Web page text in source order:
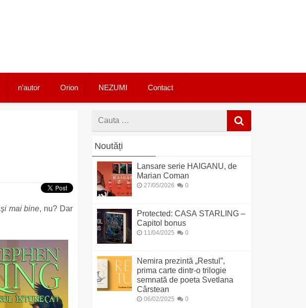
n’autor Orion NEZUMI Contact
şi mai bine, nu? Dar
Cauta
Noutăți
Lansare serie HAIGANU, de
Marian Coman
27/05/2026 0
Protected: CASA STARLING –
Capitol bonus
11/04/2025 0
Nemira prezintă „Restul”,
prima carte dintr-o trilogie
semnată de poeta Svetlana
Cârstean
06/02/2025 0